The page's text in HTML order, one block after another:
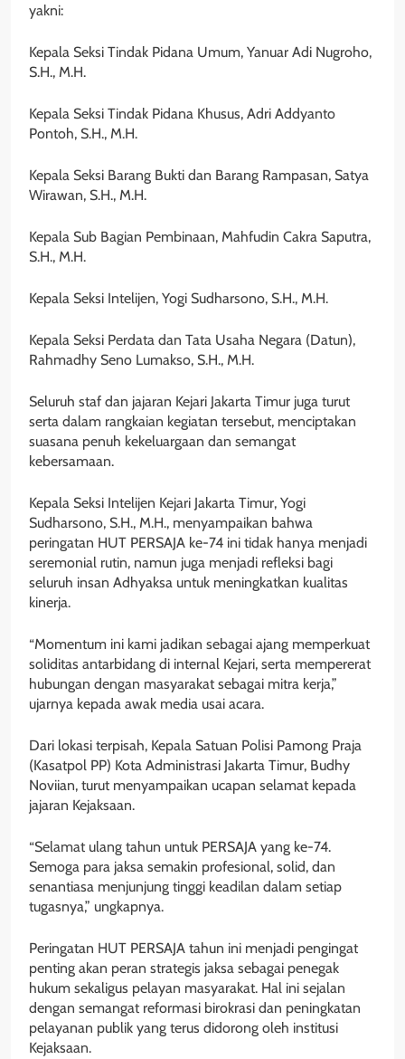
yakni:
Kepala Seksi Tindak Pidana Umum, Yanuar Adi Nugroho,
S.H., M.H.
Kepala Seksi Tindak Pidana Khusus, Adri Addyanto
Pontoh, S.H., M.H.
Kepala Seksi Barang Bukti dan Barang Rampasan, Satya
Wirawan, S.H., M.H.
Kepala Sub Bagian Pembinaan, Mahfudin Cakra Saputra,
S.H., M.H.
Kepala Seksi Intelijen, Yogi Sudharsono, S.H., M.H.
Kepala Seksi Perdata dan Tata Usaha Negara (Datun),
Rahmadhy Seno Lumakso, S.H., M.H.
Seluruh staf dan jajaran Kejari Jakarta Timur juga turut
serta dalam rangkaian kegiatan tersebut, menciptakan
suasana penuh kekeluargaan dan semangat
kebersamaan.
Kepala Seksi Intelijen Kejari Jakarta Timur, Yogi
Sudharsono, S.H., M.H., menyampaikan bahwa
peringatan HUT PERSAJA ke-74 ini tidak hanya menjadi
seremonial rutin, namun juga menjadi refleksi bagi
seluruh insan Adhyaksa untuk meningkatkan kualitas
kinerja.
“Momentum ini kami jadikan sebagai ajang memperkuat
soliditas antarbidang di internal Kejari, serta mempererat
hubungan dengan masyarakat sebagai mitra kerja,”
ujarnya kepada awak media usai acara.
Dari lokasi terpisah, Kepala Satuan Polisi Pamong Praja
(Kasatpol PP) Kota Administrasi Jakarta Timur, Budhy
Noviian, turut menyampaikan ucapan selamat kepada
jajaran Kejaksaan.
“Selamat ulang tahun untuk PERSAJA yang ke-74.
Semoga para jaksa semakin profesional, solid, dan
senantiasa menjunjung tinggi keadilan dalam setiap
tugasnya,” ungkapnya.
Peringatan HUT PERSAJA tahun ini menjadi pengingat
penting akan peran strategis jaksa sebagai penegak
hukum sekaligus pelayan masyarakat. Hal ini sejalan
dengan semangat reformasi birokrasi dan peningkatan
pelayanan publik yang terus didorong oleh institusi
Kejaksaan.